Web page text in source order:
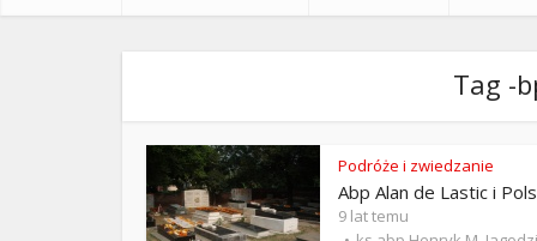
Tag -
Podróże i zwiedzanie
Abp Alan de Lastic i
9 lat temu